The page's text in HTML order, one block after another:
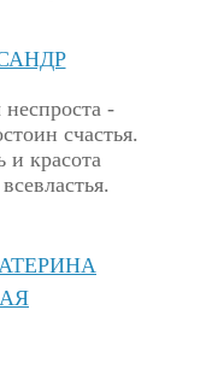
-
счастья.
и красота